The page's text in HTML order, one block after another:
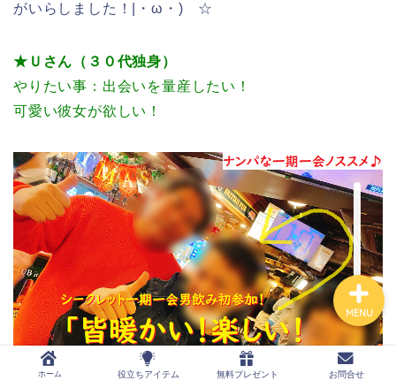
がいらしました！|・ω・)ゝ☆
★Ｕさん（３０代独身）
やりたい事：出会いを量産したい！
可愛い彼女が欲しい！
ホーム 役立ちアイテム 無料プレゼント お問合せ
MENU
無料プレゼント
お問合せ